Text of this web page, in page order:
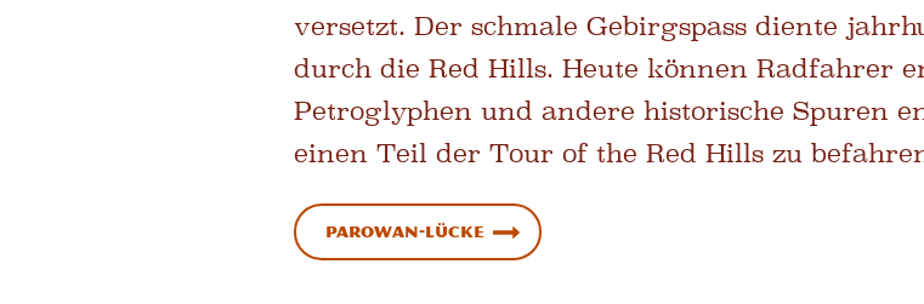
versetzt. Der schmale Gebirgspass diente
durch die Red Hills. Heute können Radfahrer
Petroglyphen und andere historische Spuren
einen Teil der Tour of the Red Hills zu
Parowan-Lücke